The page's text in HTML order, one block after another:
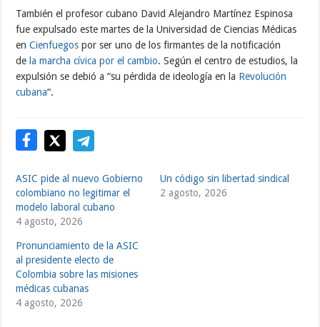
También el profesor cubano David Alejandro Martínez Espinosa
fue expulsado este martes de la Universidad de Ciencias Médicas
enCienfuegos por ser uno de los firmantes de la notificación
de la marcha cívica por el cambio. Según el centro de estudios, la
expulsión se debió a “su pérdida de ideología en la Revolución
cubana“.
ASIC pide al nuevo Gobierno
colombiano no legitimar el
modelo laboral cubano
4 agosto, 2026
Un código sin libertad sindical
2 agosto, 2026
Pronunciamiento de la ASIC
al presidente electo de
Colombia sobre las misiones
médicas cubanas
4 agosto, 2026